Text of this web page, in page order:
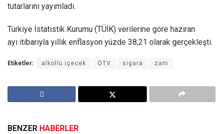
tutarlarını yayımladı.
Türkiye İstatistik Kurumu (TÜİK) verilerine göre haziran
ayı itibarıyla yıllık enflasyon yüzde 38,21 olarak gerçekleşti.
Etiketler: alkollü içecek ÖTV sigara zam
BENZER HABERLER